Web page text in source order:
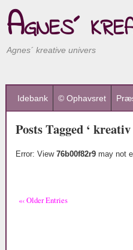
Agnes´
Agnes´ kreative univers
Idebank © Ophavsret
Posts Tagged ‘
Error: View 76b00f82r9 may not
«‹ Older Entries